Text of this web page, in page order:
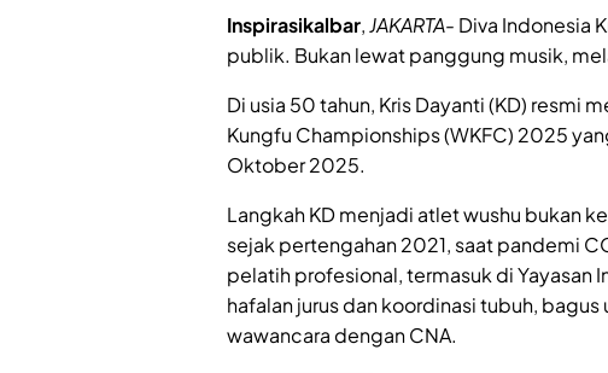
Inspirasikalbar,JAKARTA- Diva Indonesia
publik. Bukan lewat panggung musik,
Di usia 50 tahun, Kris Dayanti (KD) resmi
Kungfu Championships (WKFC) 2025
Oktober 2025.
Langkah KD menjadi atlet wushu bukan
sejak pertengahan 2021, saat pandemi
pelatih profesional, termasuk di Yayasan
hafalan jurus dan koordinasi tubuh,
wawancara dengan CNA.